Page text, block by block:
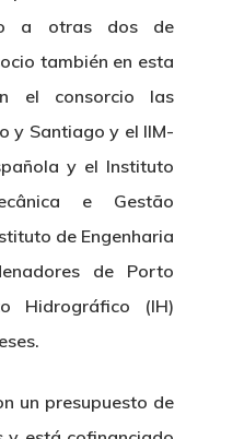
a otras dos de
también en esta
el consorcio las
y Santiago y el IIM-
y el Instituto
e Gestão
de Engenharia
de Porto
Hidrográfico (IH)
un presupuesto de
Nosotros
Patronato
Novedades
Proyectos